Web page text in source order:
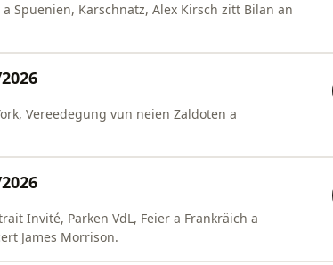
Spuenien, Karschnatz, Alex Kirsch zitt Bilan an
Vereedegung vun neien Zaldoten a
Invité, Parken VdL, Feier a Frankräich a
James Morrison.